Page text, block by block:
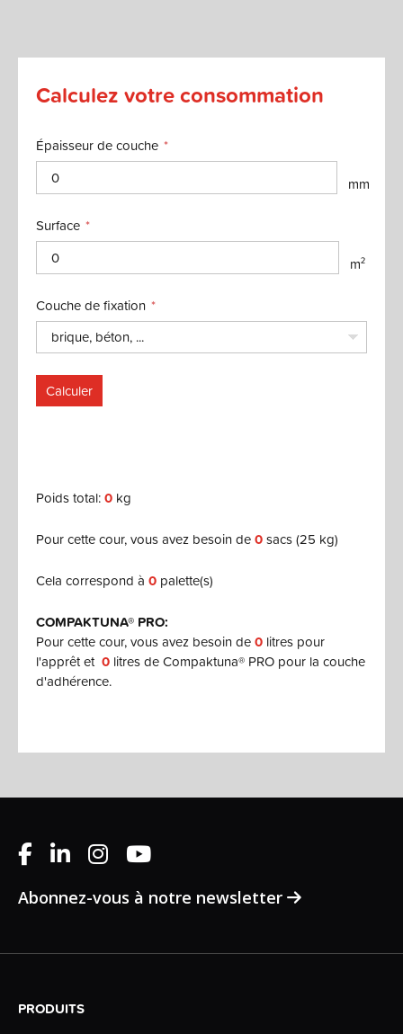
Calculez votre consommation
Épaisseur de couche
mm
Surface
m²
Couche de fixation
brique, béton, ...
Calculer
Poids total:0 kg
Pour cette cour, vous avez besoin de0sacs (25 kg)
Cela correspond à 0 palette(s)
COMPAKTUNA® PRO:
Pour cette cour, vous avez besoin de0 litres pour
l'apprêt et 0 litres de Compaktuna® PRO pour la couche
d'adhérence.
Abonnez-vous à notre newsletter
PRODUITS